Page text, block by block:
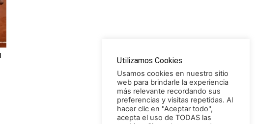
Utilizamos Cookies
Usamos cookies en nuestro sitio
web para brindarle la experiencia
más relevante recordando sus
preferencias y visitas repetidas. Al
hacer clic en "Aceptar todo",
acepta el uso de TODAS las